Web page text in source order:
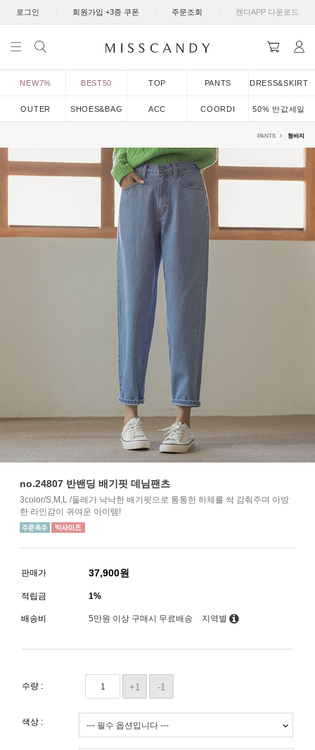
로그인 회원가입 +3종 쿠폰 주문조회 캔디APP 다운로드
NEW7% BEST50 TOP PANTS DRESS&SKIRT
OUTER SHOES&BAG ACC COORDI 50% 반값세일
PANTS 청바지
no.24807 반밴딩 배기핏 데님팬츠
3color/S,M,L /둘레가 낙낙한 배기핏으로 통통한 하체를 싹 감춰주며 아방
한 라인감이 귀여운 아이템!
판매가 37,900원
적립금 1%
배송비 5만원 이상 구매시 무료배송 지역별
수량 : +1 -1
색상 :